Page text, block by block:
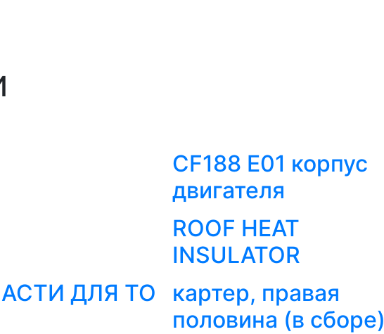
CF188 E01 корпус
двигателя
ROOF HEAT
INSULATOR
ДЛЯ ТО
картер, правая
половина (в сборе)